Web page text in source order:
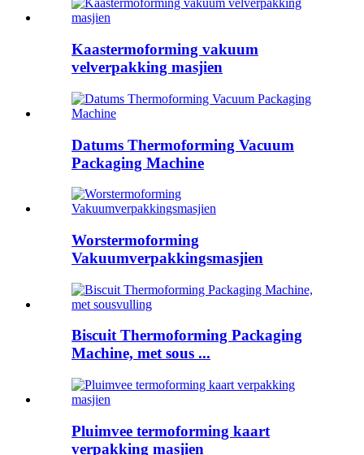
Kaastermoforming vakuum
velverpakking masjien
Datums Thermoforming Vacuum
Packaging Machine
Worstermoforming
Vakuumverpakkingsmasjien
Biscuit Thermoforming Packaging
Machine, met sous ...
Pluimvee termoforming kaart
verpakking masjien